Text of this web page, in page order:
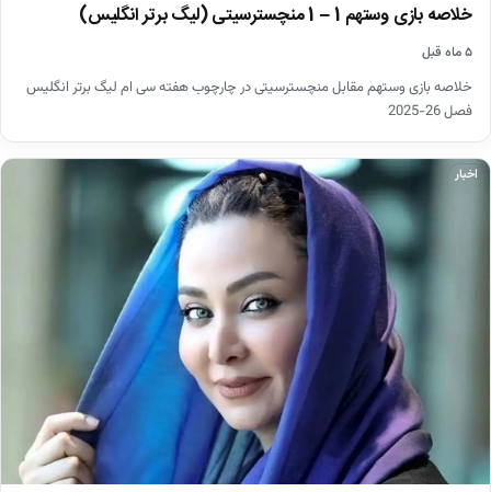
خلاصه بازی وستهم 1 – 1 منچسترسیتی (لیگ برتر انگلیس)
۵ ماه قبل
خلاصه بازی وستهم مقابل منچسترسیتی در چارچوب هفته سی ام لیگ برتر انگلیس
فصل 26-2025
اخبار